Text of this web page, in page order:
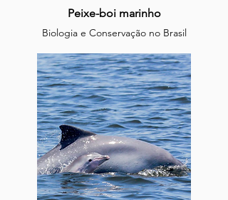
Peixe-boi marinho
Biologia e Conservação no Brasil